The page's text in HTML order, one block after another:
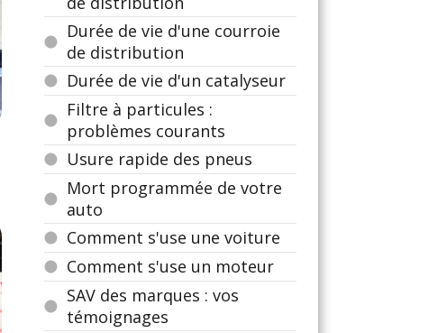
Durée de vie d'une courroie
de distribution
Durée de vie d'un catalyseur
Filtre à particules :
problèmes courants
Usure rapide des pneus
Mort programmée de votre
auto
Comment s'use une voiture
Comment s'use un moteur
SAV des marques : vos
témoignages